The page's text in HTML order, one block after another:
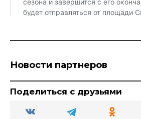
Новости партнеров
Поделиться с друзьями